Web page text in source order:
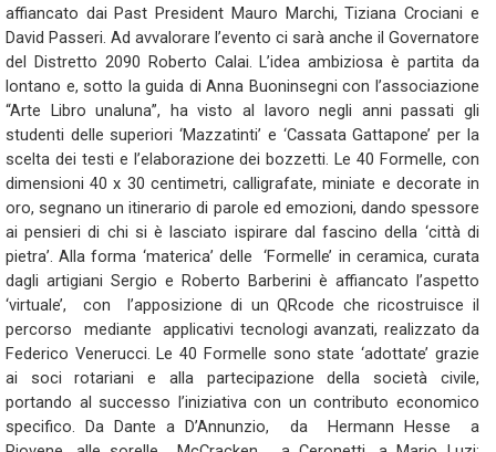
affiancato dai Past President Mauro Marchi, Tiziana Crociani e
David Passeri. Ad avvalorare l’evento ci sarà anche il Governatore
del Distretto 2090 Roberto Calai. L’idea ambiziosa è partita da
lontano e, sotto la guida di Anna Buoninsegni con l’associazione
“Arte Libro unaluna”, ha visto al lavoro negli anni passati gli
studenti delle superiori ‘Mazzatinti’ e ‘Cassata Gattapone’ per la
scelta dei testi e l’elaborazione dei bozzetti. Le 40 Formelle, con
dimensioni 40 x 30 centimetri, calligrafate, miniate e decorate in
oro, segnano un itinerario di parole ed emozioni, dando spessore
ai pensieri di chi si è lasciato ispirare dal fascino della ‘città di
pietra’. Alla forma ‘materica’ delle ‘Formelle’ in ceramica, curata
dagli artigiani Sergio e Roberto Barberini è affiancato l’aspetto
‘virtuale’, con l’apposizione di un QRcode che ricostruisce il
percorso mediante applicativi tecnologi avanzati, realizzato da
Federico Venerucci. Le 40 Formelle sono state ‘adottate’ grazie
ai soci rotariani e alla partecipazione della società civile,
portando al successo l’iniziativa con un contributo economico
specifico. Da Dante a D’Annunzio, da Hermann Hesse a